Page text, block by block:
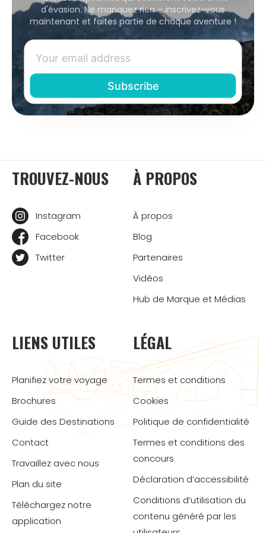
d'évasion. Ne manquez rien – inscrivez-vous
maintenant et faites partie de chaque aventure !
TROUVEZ-NOUS
Instagram
Facebook
Twitter
À PROPOS
À propos
Blog
Partenaires
Vidéos
Hub de Marque et Médias
LIENS UTILES
Planifiez votre voyage
Brochures
Guide des Destinations
Contact
Travaillez avec nous
Plan du site
Téléchargez notre
application
LÉGAL
Termes et conditions
Cookies
Politique de confidentialité
Termes et conditions des
concours
Déclaration d’accessibilité
Conditions d’utilisation du
contenu généré par les